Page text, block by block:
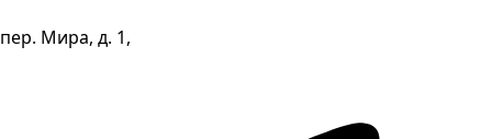
пер. Мира, д. 1,